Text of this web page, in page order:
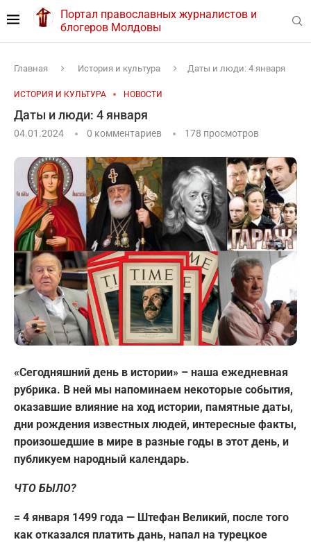
Портал православных журналистов и
блогеров Молдовы
Главная История и культура Даты и люди: 4 января
ИСТОРИЯ И КУЛЬТУРА НОВОСТИ
Даты и люди: 4 января
04.01.2024 0 комментариев 178 просмотров
«Сегодняшний день в истории» – наша ежедневная
рубрика. В ней мы напоминаем некоторые события,
оказавшие влияние на ход истории, памятные даты,
дни рождения известных людей, интересные факты,
произошедшие в мире в разные годы в этот день, и
публикуем народный календарь.
ЧТО БЫЛО?
= 4 января 1499 года — Штефан Великий, после того
как отказался платить дань, напал на турецкое